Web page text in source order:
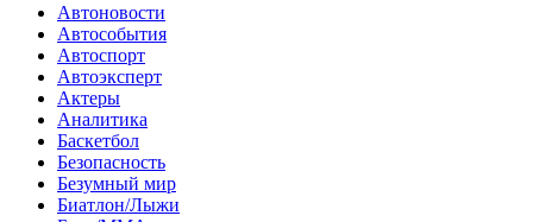
Автоновости
Автособытия
Автоспорт
Автоэксперт
Актеры
Аналитика
Баскетбол
Безопасность
Безумный мир
Биатлон/Лыжи